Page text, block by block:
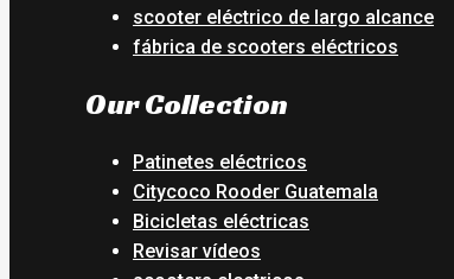
scooter eléctrico de largo alcance
fábrica de scooters eléctricos
Our Collection
Patinetes eléctricos
Citycoco Rooder Guatemala
Bicicletas eléctricas
Revisar vídeos